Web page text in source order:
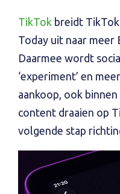
TikTok breidt
Today uit naar meer
Daarmee wordt
‘experiment’ en
aankoop, ook
content draaien op
volgende stap